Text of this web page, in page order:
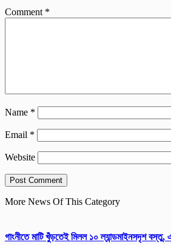
Comment *
Name *
Email *
Website
More News Of This Category
গাংনীতে মাটি খুঁড়তেই মিলল ১০ ল্যান্ডমাইনসদৃশ বস্তু,